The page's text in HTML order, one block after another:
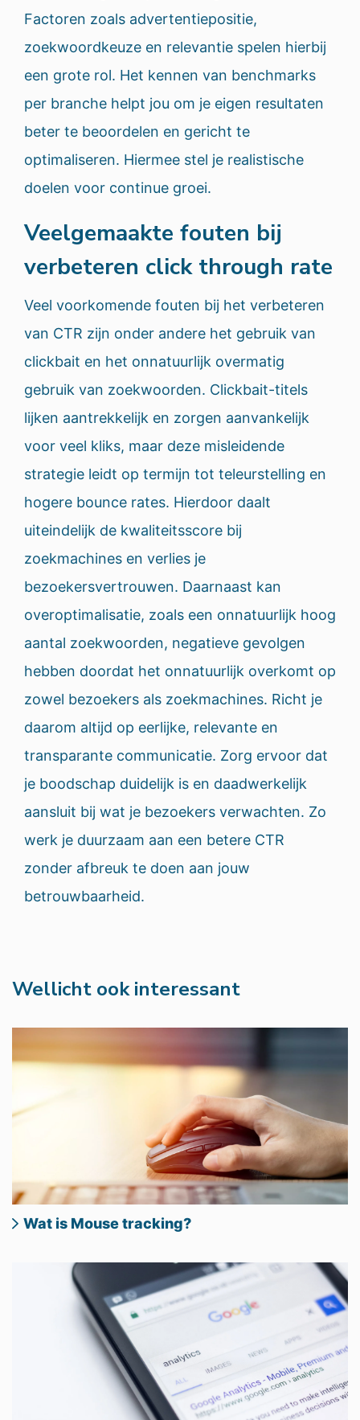
Factoren zoals advertentiepositie,
zoekwoordkeuze en relevantie spelen hierbij
een grote rol. Het kennen van benchmarks
per branche helpt jou om je eigen resultaten
beter te beoordelen en gericht te
optimaliseren. Hiermee stel je realistische
doelen voor continue groei.
Veelgemaakte fouten bij
verbeteren click through rate
Veel voorkomende fouten bij het verbeteren
van CTR zijn onder andere het gebruik van
clickbait en het onnatuurlijk overmatig
gebruik van zoekwoorden. Clickbait-titels
lijken aantrekkelijk en zorgen aanvankelijk
voor veel kliks, maar deze misleidende
strategie leidt op termijn tot teleurstelling en
hogere bounce rates. Hierdoor daalt
uiteindelijk de kwaliteitsscore bij
zoekmachines en verlies je
bezoekersvertrouwen. Daarnaast kan
overoptimalisatie, zoals een onnatuurlijk hoog
aantal zoekwoorden, negatieve gevolgen
hebben doordat het onnatuurlijk overkomt op
zowel bezoekers als zoekmachines. Richt je
daarom altijd op eerlijke, relevante en
transparante communicatie. Zorg ervoor dat
je boodschap duidelijk is en daadwerkelijk
aansluit bij wat je bezoekers verwachten. Zo
werk je duurzaam aan een betere CTR
zonder afbreuk te doen aan jouw
betrouwbaarheid.
Wellicht ook interessant
Wat is Mouse tracking?